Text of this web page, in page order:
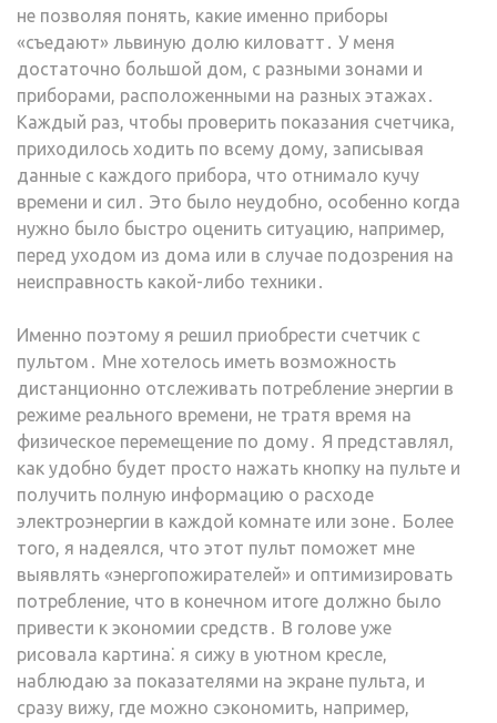
не позволяя понять, какие именно приборы
«съедают» львиную долю киловатт․ У меня
достаточно большой дом, с разными зонами и
приборами, расположенными на разных этажах․
Каждый раз, чтобы проверить показания счетчика,
приходилось ходить по всему дому, записывая
данные с каждого прибора, что отнимало кучу
времени и сил․ Это было неудобно, особенно когда
нужно было быстро оценить ситуацию, например,
перед уходом из дома или в случае подозрения на
неисправность какой-либо техники․
Именно поэтому я решил приобрести счетчик с
пультом․ Мне хотелось иметь возможность
дистанционно отслеживать потребление энергии в
режиме реального времени, не тратя время на
физическое перемещение по дому․ Я представлял,
как удобно будет просто нажать кнопку на пульте и
получить полную информацию о расходе
электроэнергии в каждой комнате или зоне․ Более
того, я надеялся, что этот пульт поможет мне
выявлять «энергопожирателей» и оптимизировать
потребление, что в конечном итоге должно было
привести к экономии средств․ В голове уже
рисовала картина⁚ я сижу в уютном кресле,
наблюдаю за показателями на экране пульта, и
сразу вижу, где можно сэкономить, например,